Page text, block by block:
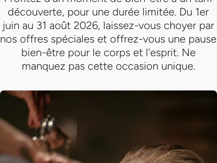
découverte, pour une durée limitée. Du 1er
juin au 31 août 2026, laissez-vous choyer par
nos offres spéciales et offrez-vous une pause
bien-être pour le corps et l'esprit. Ne
manquez pas cette occasion unique.